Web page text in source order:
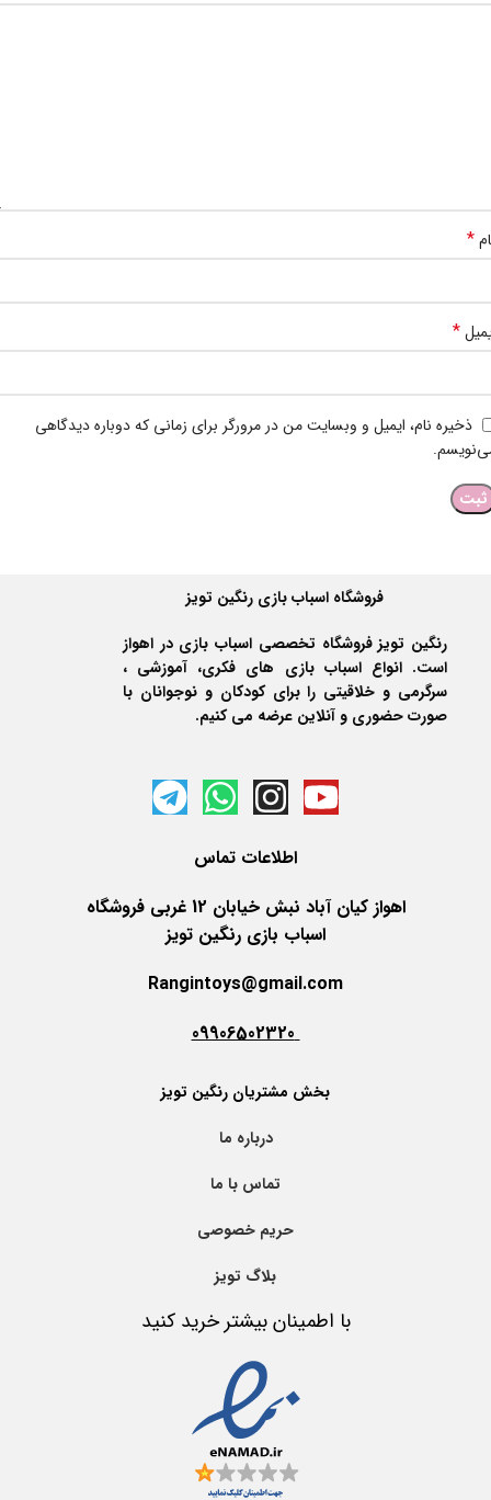
*
*
ذخیره نام، ایمیل و وبسایت من در مرورگر برای زمانی که دوباره دیدگاهی
فروشگاه اسباب بازی رنگین تویز
رنگین تویز فروشگاه تخصصی اسباب بازی در اهواز
است. انواع اسباب بازی های فکری، آموزشی ،
سرگرمی و خلاقیتی را برای کودکان و نوجوانان با
صورت حضوری و آنلاین عرضه می کنیم.
اطلاعات تماس
اهواز کیان آباد نبش خیابان 12 غربی فروشگاه
اسباب بازی رنگین تویز
Rangintoys@gmail.com
09906502320
بخش مشتریان رنگین تویز
درباره ما
تماس با ما
حریم خصوصی
بلاگ تویز
با اطمینان بیشتر خرید کنید